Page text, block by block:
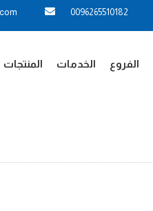
0096265510182
الفروع الخدمات المنتجات